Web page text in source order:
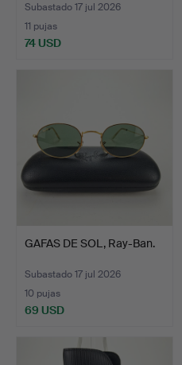
Subastado 17 jul 2026
11 pujas
74 USD
GAFAS DE SOL, Ray-Ban.
Subastado 17 jul 2026
10 pujas
69 USD